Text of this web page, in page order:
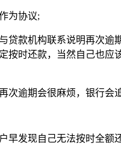
为协议;
贷款机构联系说明再次
时还款，当然自己也
逾期会很麻烦，银行会
早发现自己无法按时全